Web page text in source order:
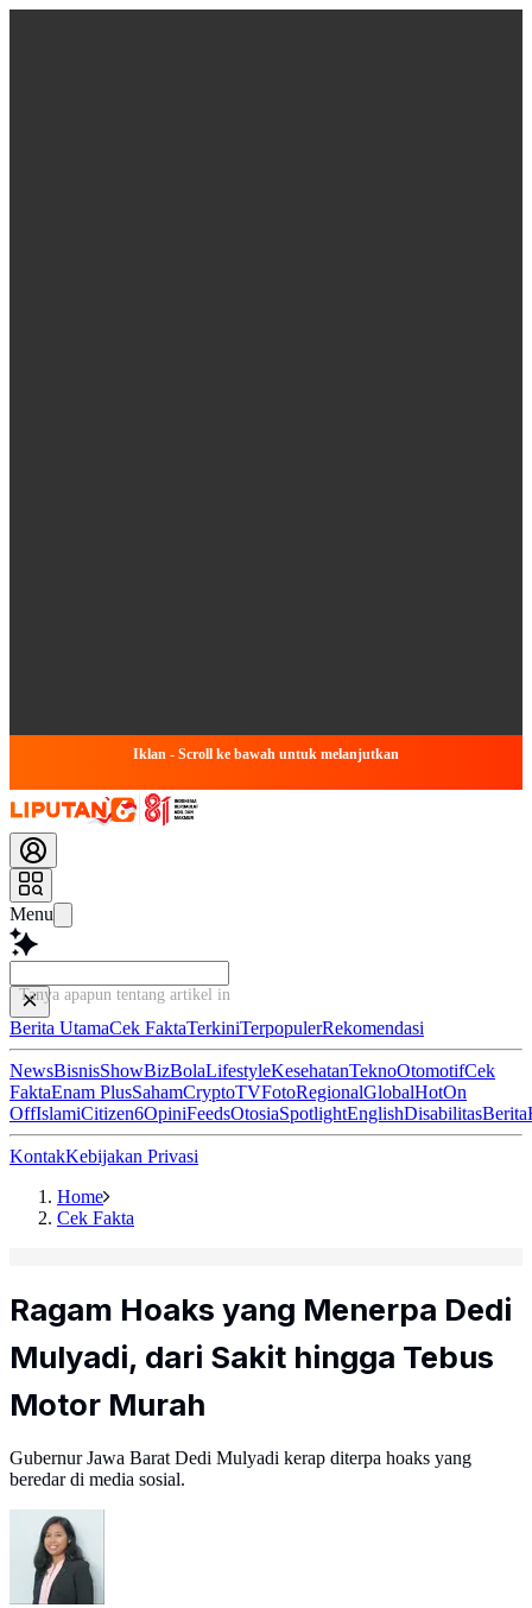
Iklan - Scroll ke bawah untuk melanjutkan
Menu
Tanya apapun tentang artikel ini...
Berita UtamaCek FaktaTerkiniTerpopulerRekomendasi
NewsBisnisShowBizBolaLifestyleKesehatanTeknoOtomotifCek
FaktaEnam PlusSahamCryptoTVFotoRegionalGlobalHotOn
OffIslamiCitizen6OpiniFeedsOtosiaSpotlightEnglishDisabilitasBerita
KontakKebijakan Privasi
Home
Cek Fakta
Ragam Hoaks yang Menerpa Dedi
Mulyadi, dari Sakit hingga Tebus
Motor Murah
Gubernur Jawa Barat Dedi Mulyadi kerap diterpa hoaks yang
beredar di media sosial.